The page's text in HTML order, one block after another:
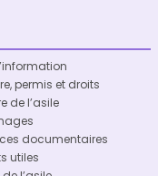
permis et droits
de l’asile
documentaires
utiles